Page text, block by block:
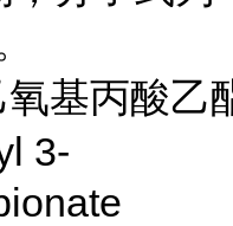
基丙酸乙
3-